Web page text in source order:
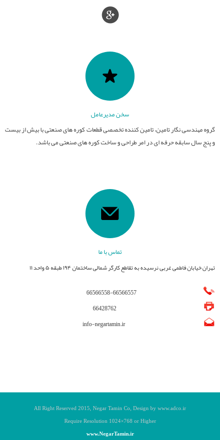
سخن مدیرعامل
گروه مهندسی نگار تامین، تامین کننده تخصصی قطعات کوره های صنعتی با بیش از بیست
و پنج سال سابقه حرفه ای در امر طراحی و ساخت کوره های صنعتی می باشد.
تماس با ما
تهران خیابان فاطمی غربی نرسیده به تقاطع کارگر شمالی ساختمان ۱۹۴ طبقه ۵ واحد ۱۱
66566558-66566557
66428762
info-negartamin.ir
All Right Reserved 201 5 , Negar Tamin Co, Design by www.adco.ir
Require Resolution 1024×768 or Higher
www.NegarTamin.ir